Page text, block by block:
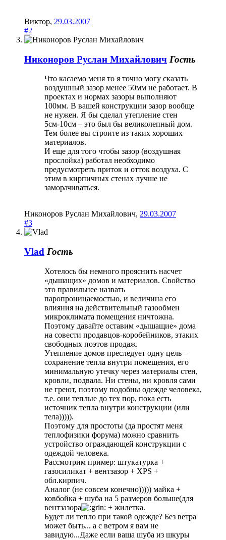
Виктор, 29.03.2007
#2
Никоноров Руслан Михайлович Гость
Что касаемо меня то я точно могу сказать
воздушный зазор менее 50мм не работает. В
проектах и нормах зазоры выполняют
100мм. В вашей конструкции зазор вообще
не нужен. Я бы сделал утепление стен
5см-10см – это был бы великолепный дом.
Тем более вы строите из таких хороших
материалов.
И еще для того чтобы зазор (воздушная
прослойка) работал необходимо
предусмотреть приток и отток воздуха. С
этим в кирпичных стенах лучше не
заморачиваться.
Никоноров Руслан Михайлович, 29.03.2007
#3
Vlad Гость
Хотелось бы немного прояснить насчет
«дышащих» домов и материалов. Свойство
это правильнее назвать
паропроницаемостью, и величина его
влияния на действительный газообмен
микроклимата помещения ничтожна.
Поэтому давайте оставим «дышащие» дома
на совести продавцов-коробейников, этаких
свободных поэтов продаж.
Утепление домов преследует одну цель –
сохранение тепла внутри помещения, его
минимальную утечку через материалы стен,
кровли, подвала. Ни стены, ни кровля сами
не греют, поэтому подобны одежде человека,
т.е. они теплые до тех пор, пока есть
источник тепла внутри конструкции (или
тела))))).
Поэтому для простоты (да простят меня
теплофизики форума) можно сравнить
устройство ограждающей конструкции с
одеждой человека.
Рассмотрим пример: штукатурка +
газосиликат + вентзазор + XPS +
обл.кирпич.
Аналог (не совсем конечно))))) майка +
ковбойка + шуба на 5 размеров больше(для
вентзазора
+ жилетка.
Будет ли тепло при такой одежде? Без ветра
может быть... а с ветром я вам не
завидую...Даже если ваша шуба из шкуры